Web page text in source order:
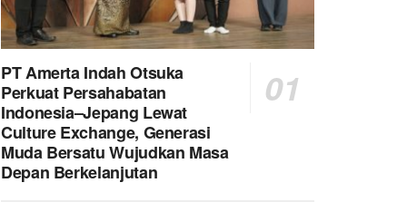
PT Amerta Indah Otsuka
Perkuat Persahabatan
Indonesia–Jepang Lewat
Culture Exchange, Generasi
Muda Bersatu Wujudkan Masa
Depan Berkelanjutan